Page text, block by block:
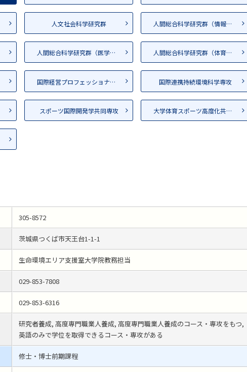
人文社会科学研究群 人間総合科学研究群（情報学）
人間総合科学研究群（医学系） 人間総合科学研究群（体育、芸...
国際経営プロフェッショナル専... 国際連携持続環境科学専攻
スポーツ国際開発学共同専攻 大学体育スポーツ高度化共同専攻
305-8572
茨城県つくば市天王台1-1-1
生命環境エリア支援室大学院教務担当
029-853-7808
029-853-6316
研究者養成, 高度専門職業人養成, 高度専門職業人養成のコース・専攻をもつ,
英語のみで学位を取得できるコース・専攻がある
修士・博士前期課程